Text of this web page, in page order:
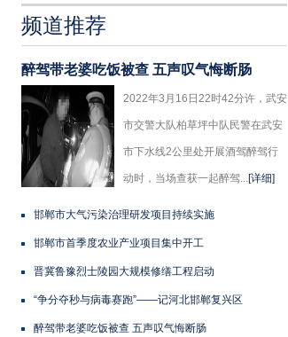
频道推荐
醉驾带老婆吃饭被查 五声叹气悔断肠
2022年3月16日22时42分许，武安
市交警大队柏草坪中队民警在武安
市下水线2公里处开展酒驾醉驾行
动时，当场查获一起醉驾...[详细]
邯郸市大气污染治理研发项目持续实施
邯郸市首季度农业产业项目集中开工
晋冀鲁豫烈士陵园大规模修缮工程启动
“争分夺秒与病毒赛跑”——记河北邯郸复兴区
醉驾带老婆吃饭被查 五声叹气悔断肠